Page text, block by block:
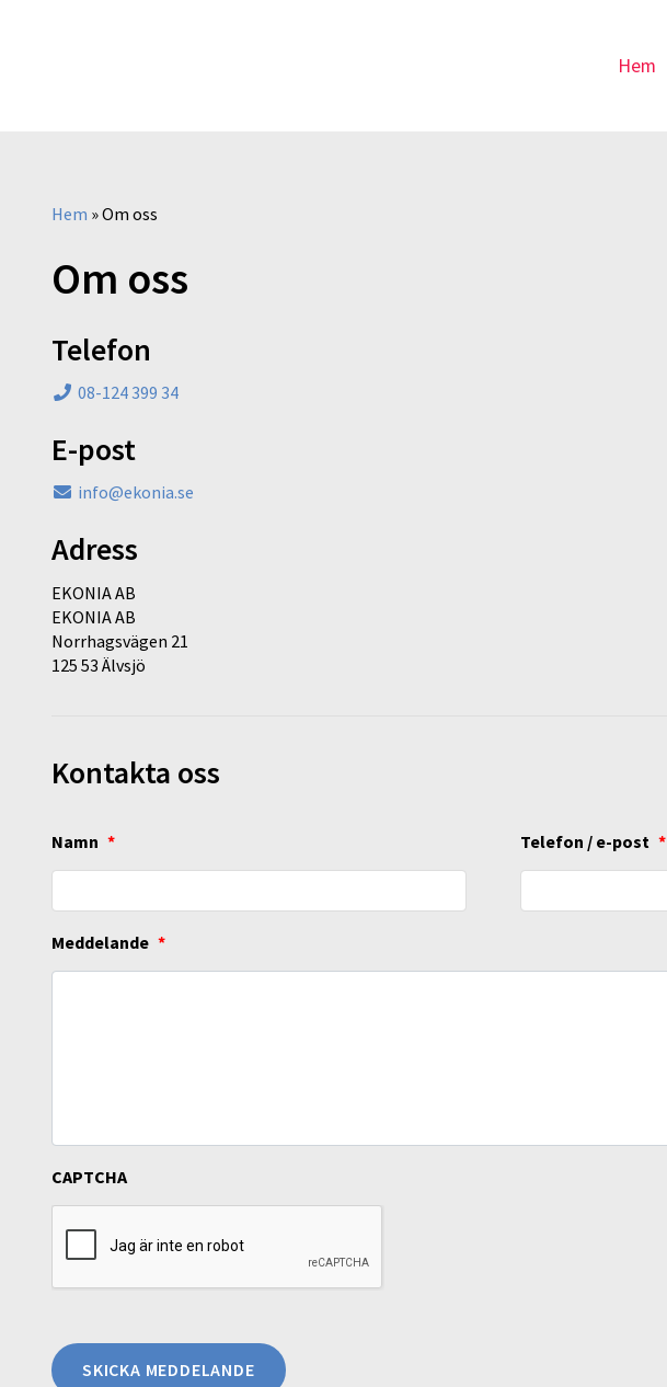
Hem
Hem »Om oss
Om oss
Telefon
08-124 399 34
E-post
info@ekonia.se
Adress
EKONIA AB
EKONIA AB
Norrhagsvägen 21
125 53 Älvsjö
Kontakta oss
Namn * Telefon / e-post *
Meddelande *
CAPTCHA